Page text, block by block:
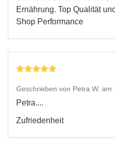
Ernährung. Top Qualität
Shop Performance
Geschrieben von Petra W. am
Petra....
Zufriedenheit